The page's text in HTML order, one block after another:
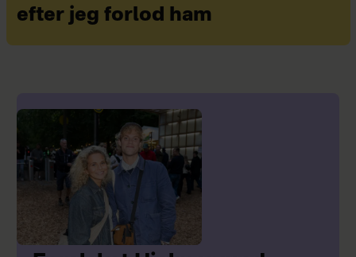
efter jeg forlod ham